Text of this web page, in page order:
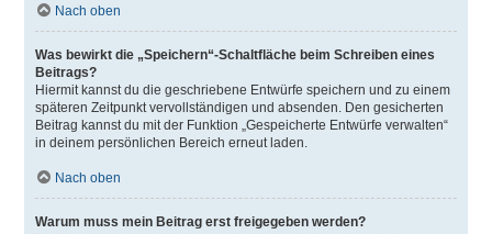
Nach oben
Was bewirkt die „Speichern“-Schaltfläche beim Schreiben eines
Beitrags?
Hiermit kannst du die geschriebene Entwürfe speichern und zu einem
späteren Zeitpunkt vervollständigen und absenden. Den gesicherten
Beitrag kannst du mit der Funktion „Gespeicherte Entwürfe verwalten“
in deinem persönlichen Bereich erneut laden.
Nach oben
Warum muss mein Beitrag erst freigegeben werden?